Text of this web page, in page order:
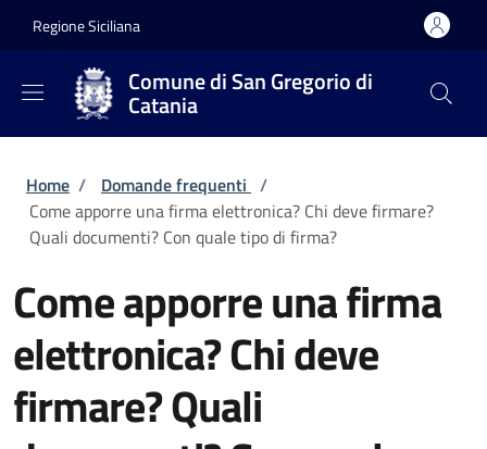
Regione Siciliana
Comune di San Gregorio di
Catania
Briciole di pane
Home / Domande frequenti /
Come apporre una firma elettronica? Chi deve firmare?
Quali documenti? Con quale tipo di firma?
Come apporre una firma
elettronica? Chi deve
firmare? Quali